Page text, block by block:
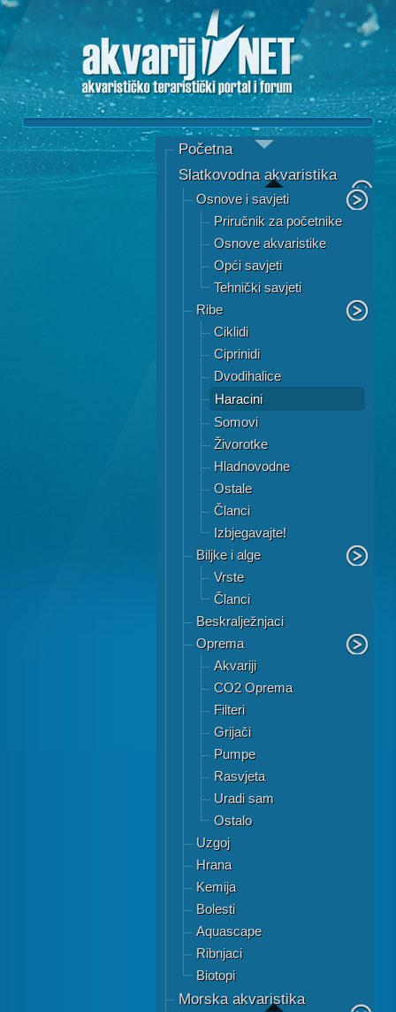
Početna
Slatkovodna akvaristika
Osnove i savjeti
Priručnik za početnike
Osnove akvaristike
Opći savjeti
Tehnički savjeti
Ribe
Ciklidi
Ciprinidi
Dvodihalice
Haracini
Somovi
Živorotke
Hladnovodne
Ostale
Članci
Izbjegavajte!
Biljke i alge
Vrste
Članci
Beskralježnjaci
Oprema
Akvariji
CO2 Oprema
Filteri
Grijači
Pumpe
Rasvjeta
Uradi sam
Ostalo
Uzgoj
Hrana
Kemija
Bolesti
Aquascape
Ribnjaci
Biotopi
Morska akvaristika